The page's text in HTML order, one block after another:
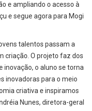
e ampliando o acesso à
e segue agora para Mogi
talentos passam a
criação. O projeto faz dos
inovação, o aluno se torna
inovadoras para o meio
criativa e inspiramos
Nunes, diretora-geral